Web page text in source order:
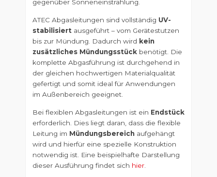
gegenüber Sonneneinstrahlung.
ATEC Abgasleitungen sind vollständig UV-
stabilisiertausgeführt – vom Gerätestutzen
bis zur Mündung. Dadurch wird kein
zusätzliches Mündungsstückbenötigt. Die
komplette Abgasführung ist durchgehend in
der gleichen hochwertigen Materialqualität
gefertigt und somit ideal für Anwendungen
im Außenbereich geeignet.
Bei flexiblen Abgasleitungen ist ein Endstück
erforderlich. Dies liegt daran, dass die flexible
Leitung im Mündungsbereichaufgehängt
wird und hierfür eine spezielle Konstruktion
notwendig ist. Eine beispielhafte Darstellung
dieser Ausführung findet sich hier.